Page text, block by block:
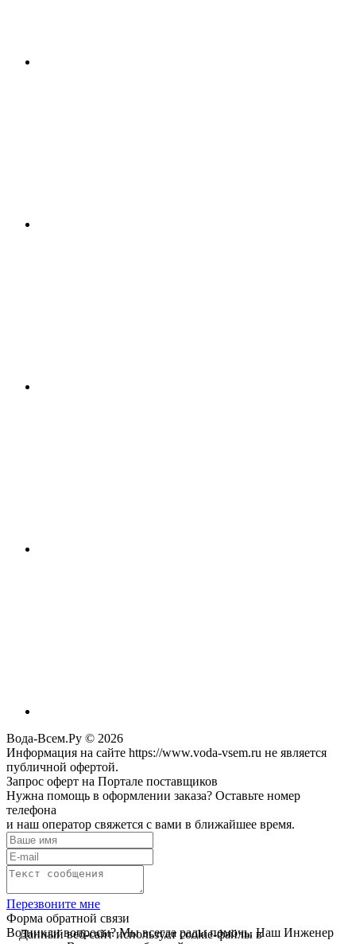
Вода-Всем.Ру © 2026
Информация на сайте https://www.voda-vsem.ru не является
публичной офертой.
Запрос оферт на Портале поставщиков
Нужна помощь в оформлении заказа? Оставьте номер
телефона
и наш оператор свяжется с вами в ближайшее время.
Перезвоните мне
Форма обратной связи
Возникли вопросы? Мы всегда рады помочь. Наш Инженер
Данный веб-сайт использует cookie-файлы в